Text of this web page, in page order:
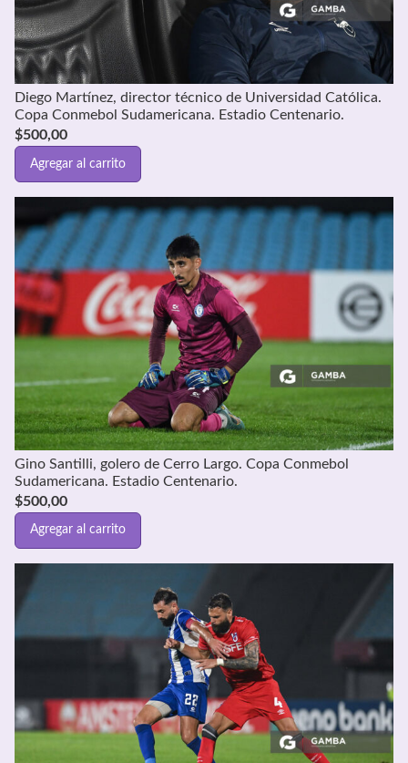
Diego Martínez, director técnico de Universidad Católica.
Copa Conmebol Sudamericana. Estadio Centenario.
$500,00
Agregar al carrito
Gino Santilli, golero de Cerro Largo. Copa Conmebol
Sudamericana. Estadio Centenario.
$500,00
Agregar al carrito